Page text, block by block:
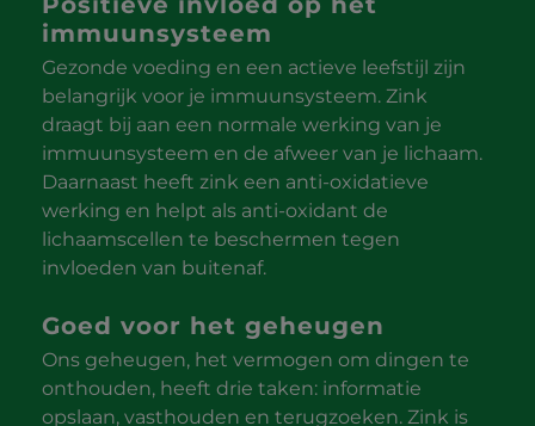
immuunsysteem
Gezonde voeding en een actieve leefstijl zijn
belangrijk voor je immuunsysteem. Zink
draagt bij aan een normale werking van je
immuunsysteem en de afweer van je lichaam.
Daarnaast heeft zink een anti-oxidatieve
werking en helpt als anti-oxidant de
lichaamscellen te beschermen tegen
invloeden van buitenaf.
Goed voor het geheugen
Ons geheugen, het vermogen om dingen te
onthouden, heeft drie taken: informatie
opslaan, vasthouden en terugzoeken. Zink is